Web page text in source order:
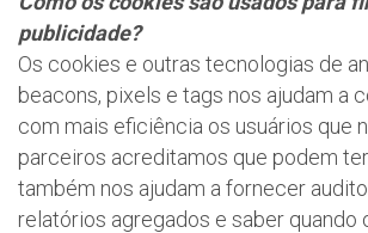
publicidade?
Os cookies e outras tecnologias de
beacons, pixels e tags nos ajudam a
com mais eficiência os usuários que
parceiros acreditamos que podem
também nos ajudam a fornecer
relatórios agregados e saber quando